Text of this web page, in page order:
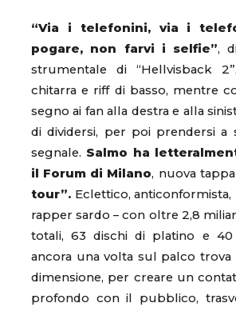
“Via i telefonini, via i
pogare, non farvi i selfie”,
strumentale di “Hellvisback
chitarra e riff di basso, mentre
segno ai fan alla destra e alla
di dividersi, per poi prendersi a
segnale. Salmo ha
il Forum di Milano, nuova
tour”. Eclettico, anticonformista,
rapper sardo – con oltre 2,8
totali, 63 dischi di platino e 40
ancora una volta sul palco trova
dimensione, per creare un
profondo con il pubblico,